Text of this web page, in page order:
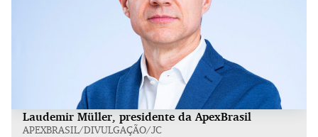
Laudemir Müller, presidente da ApexBrasil
APEXBRASIL/DIVULGAÇÃO/JC